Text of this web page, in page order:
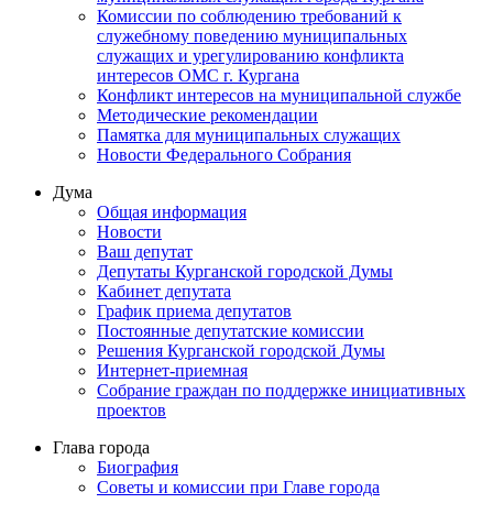
Комиссии по соблюдению требований к
служебному поведению муниципальных
служащих и урегулированию конфликта
интересов ОМС г. Кургана
Конфликт интересов на муниципальной службе
Методические рекомендации
Памятка для муниципальных служащих
Новости Федерального Cобрания
Дума
Общая информация
Новости
Ваш депутат
Депутаты Курганской городской Думы
Кабинет депутата
График приема депутатов
Постоянные депутатские комиссии
Решения Курганской городской Думы
Интернет-приемная
Собрание граждан по поддержке инициативных
проектов
Глава города
Биография
Советы и комиссии при Главе города